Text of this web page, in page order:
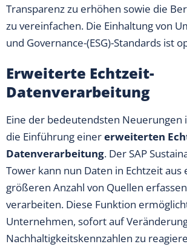
Transparenz zu erhöhen sowie die
zu vereinfachen. Die Einhaltung von
und Governance-(ESG)-Standards ist
Erweiterte Echtzeit-
Datenverarbeitung
Eine der bedeutendsten Neuerungen
die Einführung einererweiterten
Datenverarbeitung. Der SAP
Tower kann nun Daten in Echtzeit aus
größeren Anzahl von Quellen
verarbeiten. Diese Funktion
Unternehmen, sofort auf
Nachhaltigkeitskennzahlen zu